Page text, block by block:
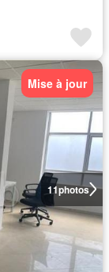
11photos
Mise à jour